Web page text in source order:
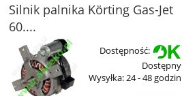
Silnik palnika Körting Gas-Jet
60....
Dostępność:
Dostępny
Wysyłka:24 - 48 godzin